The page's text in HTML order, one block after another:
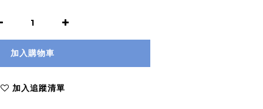
加入購物車
加入追蹤清單